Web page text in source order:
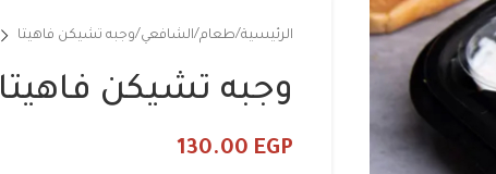
الرئيسية طعام الشافعي وجبه تشيكن فاهيتا
وجبه تشيكن فاهيتا
130.00 EGP